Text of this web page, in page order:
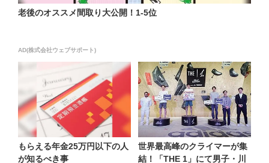
老後のオススメ間取り大公開！1-5位
AD(株式会社ウェブサポート)
もらえる年金25万円以下の人
が知るべき事
世界最高峰のクライマーが集
結！「THE 1」にて男子・川